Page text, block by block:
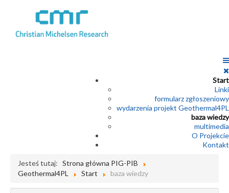
Start
Linki
formularz zgłoszeniowy
wydarzenia projekt Geothermal4PL
baza wiedzy
multimedia
O Projekcie
Kontakt
Jesteś tutaj: Strona główna PIG-PIB
Geothermal4PL
Start baza wiedzy